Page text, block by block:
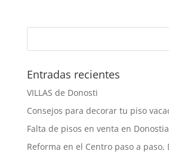
Entradas recientes
VILLAS de Donosti
Consejos para decorar tu piso
Falta de pisos en venta en Donostia
Reforma en el Centro paso a paso,